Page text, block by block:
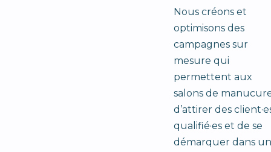
Nous créons et
optimisons des
campagnes sur
mesure qui
permettent aux
salons de
d’attirer des
qualifié·es et de se
démarquer dans un